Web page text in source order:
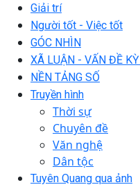
Giải trí
Người tốt - Việc tốt
GÓC NHÌN
XÃ LUẬN - VẤN ĐỀ
NỀN TẢNG SỐ
Truyền hình
Thời sự
Chuyên đề
Văn nghệ
Dân tộc
Tuyên Quang qua ảnh